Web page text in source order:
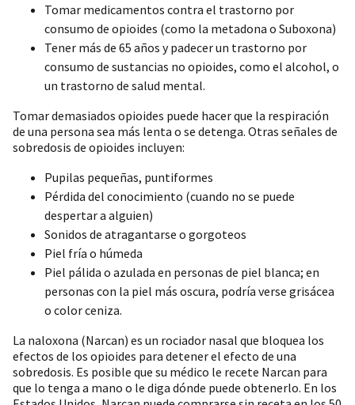
Tomar medicamentos contra el trastorno por
consumo de opioides (como la metadona o Suboxona)
Tener más de 65 años y padecer un trastorno por
consumo de sustancias no opioides, como el alcohol, o
un trastorno de salud mental.
Tomar demasiados opioides puede hacer que la respiración
de una persona sea más lenta o se detenga. Otras señales de
sobredosis de opioides incluyen:
Pupilas pequeñas, puntiformes
Pérdida del conocimiento (cuando no se puede
despertar a alguien)
Sonidos de atragantarse o gorgoteos
Piel fría o húmeda
Piel pálida o azulada en personas de piel blanca; en
personas con la piel más oscura, podría verse grisácea
o color ceniza.
La naloxona (Narcan) es un rociador nasal que bloquea los
efectos de los opioides para detener el efecto de una
sobredosis. Es posible que su médico le recete Narcan para
que lo tenga a mano o le diga dónde puede obtenerlo. En los